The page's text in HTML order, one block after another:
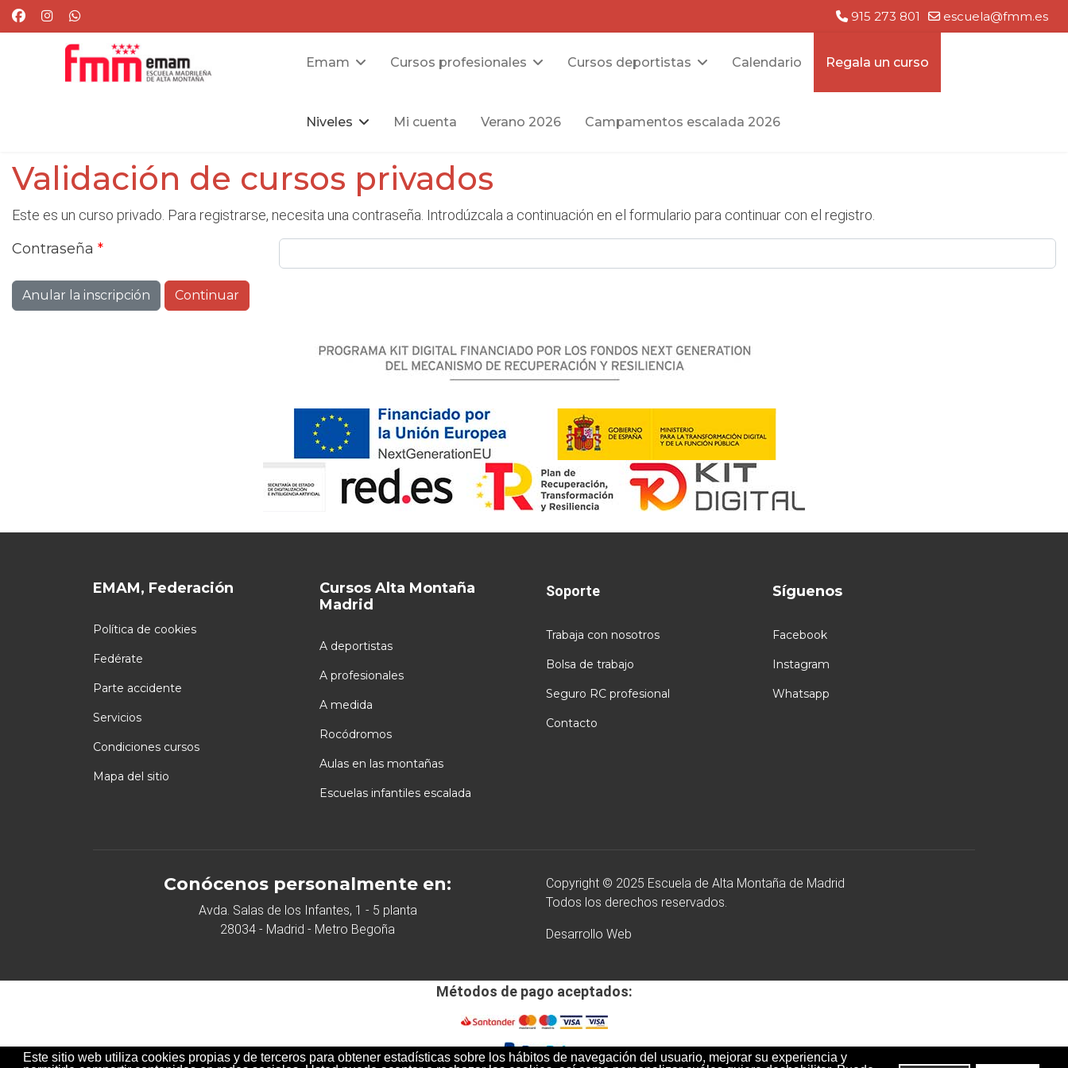
Este sitio web utiliza cookies propias y de terceros para obtener estadísticas sobre los hábitos de navegación del usuario, mejorar su experiencia y
915 273 801 escuela@fmm.es
Emam Cursos profesionales Cursos deportistas Calendario Regala un curso
Niveles Mi cuenta Verano 2026 Campamentos escalada 2026
Validación de cursos privados
Este es un curso privado. Para registrarse, necesita una contraseña. Introdúzcala a continuación en el formulario para continuar con el registro.
Contraseña *
EMAM, Federación
Política de cookies
Fedérate
Parte accidente
Servicios
Condiciones cursos
Mapa del sitio
Cursos Alta Montaña
Madrid
A deportistas
A profesionales
A medida
Rocódromos
Aulas en las montañas
Escuelas infantiles escalada
Soporte
Trabaja con nosotros
Bolsa de trabajo
Seguro RC profesional
Contacto
Síguenos
Facebook
Instagram
Whatsapp
Conócenos personalmente en:
Avda. Salas de los Infantes, 1 - 5 planta
28034 - Madrid - Metro Begoña
Copyright © 2025 Escuela de Alta Montaña de Madrid
Todos los derechos reservados.
Desarrollo Web
Métodos de pago aceptados: